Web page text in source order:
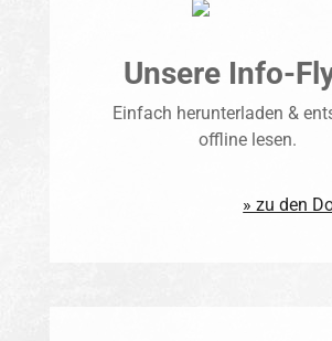
Unsere Info-
Einfach herunterladen &
offline lesen.
» zu den